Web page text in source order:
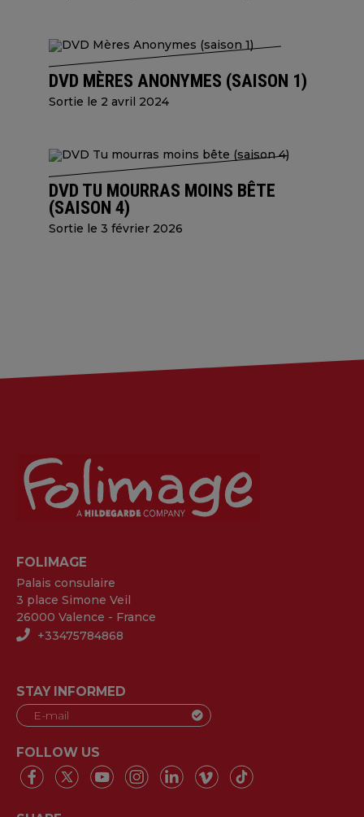
DVD MÈRES ANONYMES (SAISON 1)
Sortie le 2 avril 2024
DVD TU MOURRAS MOINS BÊTE
(SAISON 4)
Sortie le 3 février 2026
FOLIMAGE
Palais consulaire
3 place Simone Veil
26000 Valence - France
+33475784868
STAY INFORMED
FOLLOW US